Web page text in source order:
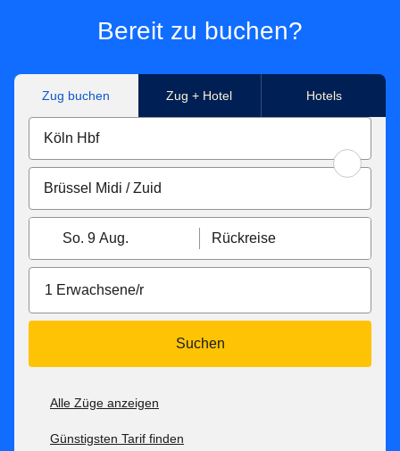
Bereit zu buchen?
Zug buchen Zug + Hotel Hotels
So. 9 Aug. Rückreise
1 Erwachsene/r
Suchen
Alle Züge anzeigen
Günstigsten Tarif finden